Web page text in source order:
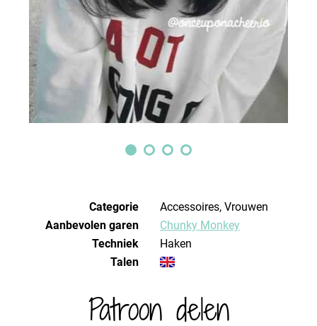
Categorie
Accessoires, Vrouwen
Aanbevolen garen
Chunky Monkey
Techniek
haken
Talen
Patroon delen